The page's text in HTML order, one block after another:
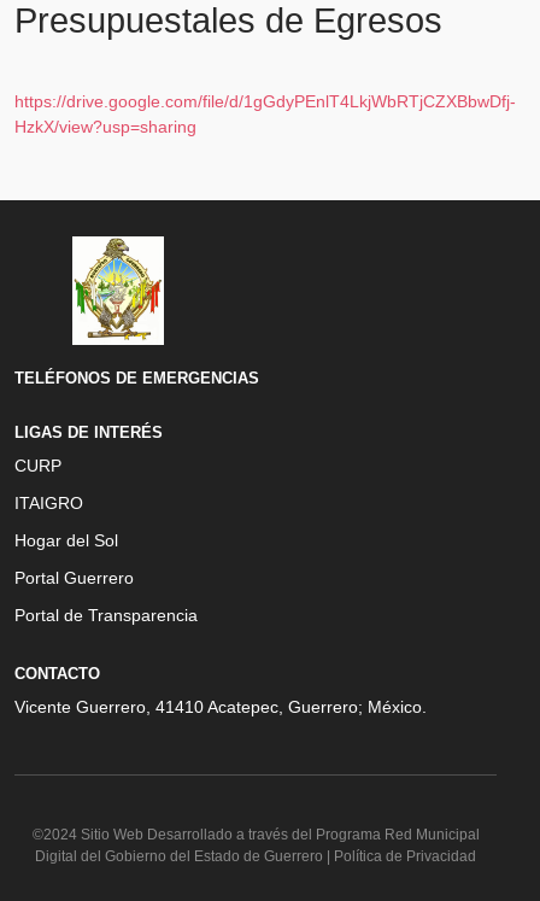
Presupuestales de Egresos
https://drive.google.com/file/d/1gGdyPEnlT4LkjWbRTjCZXBbwDfj-
HzkX/view?usp=sharing
TELÉFONOS DE EMERGENCIAS
LIGAS DE INTERÉS
CURP
ITAIGRO
Hogar del Sol
Portal Guerrero
Portal de Transparencia
CONTACTO
Vicente Guerrero, 41410 Acatepec, Guerrero; México.
©2024 Sitio Web Desarrollado a través del Programa Red Municipal
Digital del Gobierno del Estado de Guerrero | Política de Privacidad